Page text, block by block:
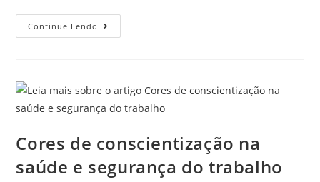
Continue Lendo
Cores de conscientização na
saúde e segurança do trabalho